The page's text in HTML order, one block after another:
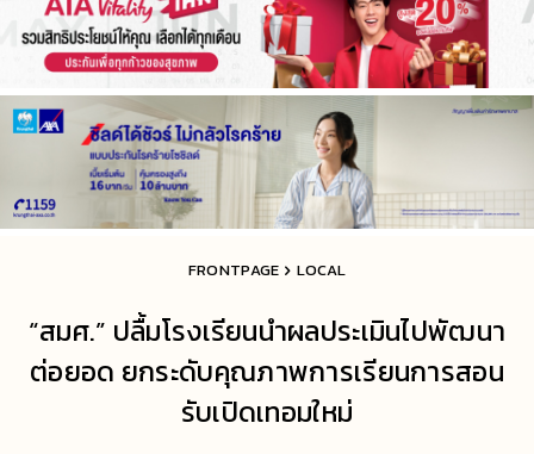
FRONTPAGE LOCAL
“สมศ.” ปลื้มโรงเรียนนำผลประเมินไปพัฒนา
ต่อยอด ยกระดับคุณภาพการเรียนการสอน
รับเปิดเทอมใหม่